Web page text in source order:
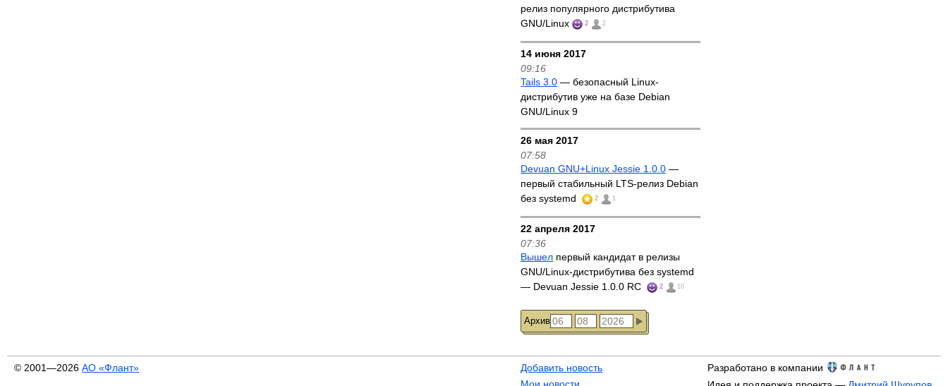
релиз популярного дистрибутива
GNU/Linux
2 2
14 июня 2017
09:16
Tails 3.0 — безопасный Linux-
дистрибутив уже на базе Debian
GNU/Linux 9
26 мая 2017
07:58
Devuan GNU+Linux Jessie 1.0.0 —
первый стабильный LTS-релиз Debian
без systemd
2 1
22 апреля 2017
07:36
Вышел первый кандидат в релизы
GNU/Linux-дистрибутива без systemd
— Devuan Jessie 1.0.0 RC
2 10
Архив
© 2001—2026 АО «Флант»
Добавить новость
Разработано в компании